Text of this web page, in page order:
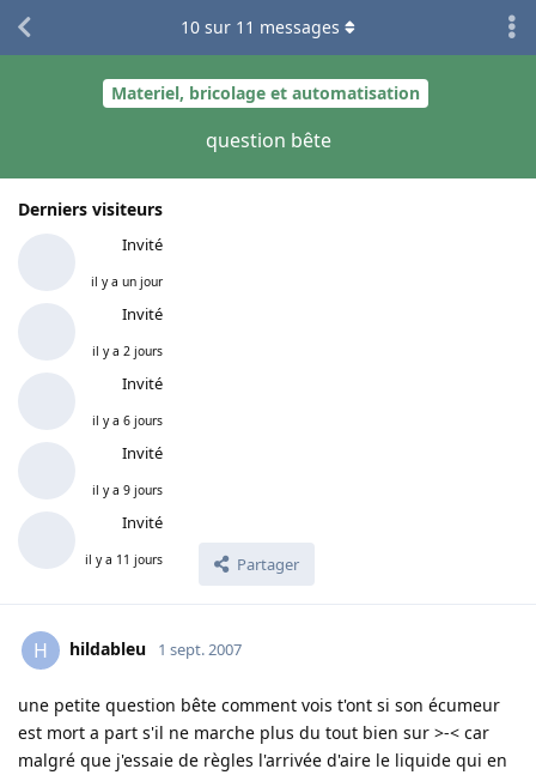
Materiel, bricolage et automatisation
question bête
Derniers visiteurs
Invité
il y a un jour
Invité
il y a 2 jours
Invité
il y a 6 jours
Invité
il y a 9 jours
Invité
il y a 11 jours Partager
10 sur 11 messages
H hildableu 1 sept. 2007
une petite question bête comment vois t'ont si son écumeur
est mort a part s'il ne marche plus du tout bien sur >-< car
malgré que j'essaie de règles l'arrivée d'aire le liquide qui en